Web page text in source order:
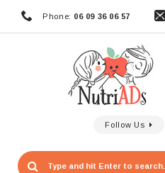
Phone: 06 09 36 06 57
Follow Us